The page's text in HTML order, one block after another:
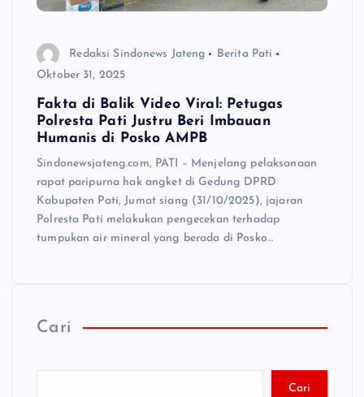
Redaksi Sindonews Jateng
Berita Pati
Oktober 31, 2025
Fakta di Balik Video Viral: Petugas
Polresta Pati Justru Beri Imbauan
Humanis di Posko AMPB
Sindonewsjateng.com, PATI – Menjelang pelaksanaan
rapat paripurna hak angket di Gedung DPRD
Kabupaten Pati, Jumat siang (31/10/2025), jajaran
Polresta Pati melakukan pengecekan terhadap
tumpukan air mineral yang berada di Posko…
Cari
Cari